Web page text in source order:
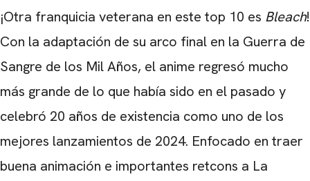
¡Otra franquicia veterana en este top 10 es Bleach!
Con la adaptación de su arco final en la Guerra de
Sangre de los Mil Años, el anime regresó mucho
más grande de lo que había sido en el pasado y
celebró 20 años de existencia como uno de los
mejores lanzamientos de 2024. Enfocado en traer
buena animación e importantes retcons a La